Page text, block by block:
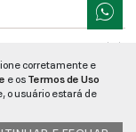
corretamente e
e osTermos de Uso
o usuário estará de